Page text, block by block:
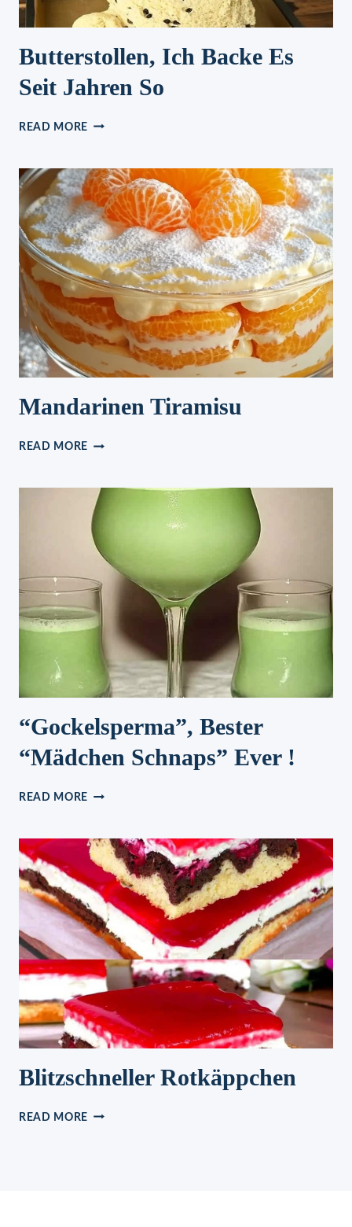
Butterstollen, Ich Backe Es
Seit Jahren So
READ MORE BUTTERSTOLLEN,
ES
SEIT
JAHREN
SO
Mandarinen Tiramisu
READ MORE MANDARINEN
“Gockelsperma”, Bester
“Mädchen Schnaps” Ever !
READ MORE “GOCKELSPERMA”,
SCHNAPS”
EVER
!
Blitzschneller Rotkäppchen
READ MORE BLITZSCHNELLER